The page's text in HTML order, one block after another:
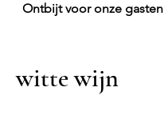
Ontbijt voor onze gasten
witte wijn